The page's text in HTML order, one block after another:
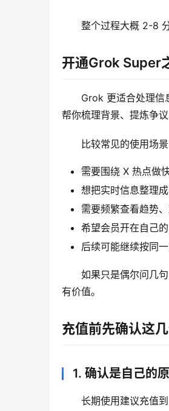
整个过程大概 2-8
开通Grok Super
Grok 更适合处理信
帮你梳理背景、提炼争
比较常见的使用场景
需要围绕 X 热点做
想把实时信息整理
需要频繁查看趋势
希望会员开在自己
后续可能继续按同
如果只是偶尔问几
有价值。
充值前先确认这
1. 确认是自己的
长期使用建议充值